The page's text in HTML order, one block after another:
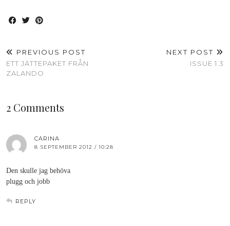
PREVIOUS POST
ETT JÄTTEPAKET FRÅN
ZALANDO
NEXT POST
ISSUE 1.3
2 Comments
CARINA
8 SEPTEMBER 2012 / 10:28
Den skulle jag behöva
plugg och jobb
REPLY